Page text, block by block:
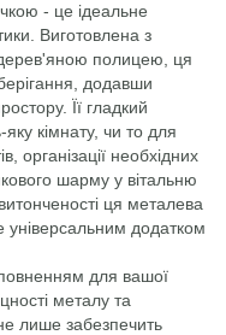
- це ідеальне
Виготовлена з
полицею, ця
додавши
Її гладкий
кімнату, чи то для
організації необхідних
шарму у вітальню
ця металева
додатком
для вашої
металу та
лише забезпечить